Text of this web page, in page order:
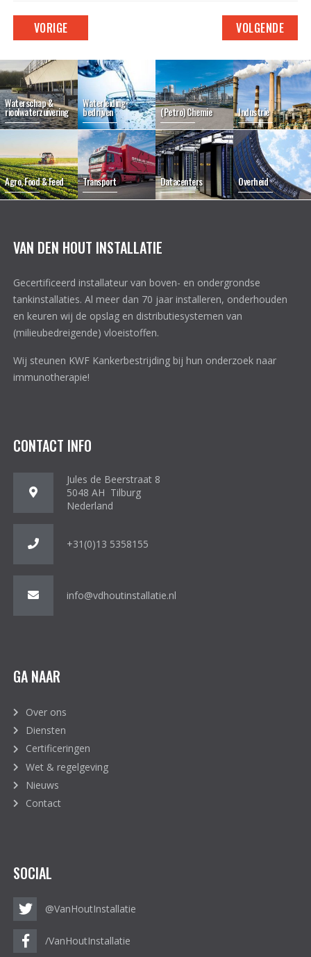
VORIGE VOLGENDE
Waterschap &
rioolwaterzuivering
Waterleiding-
bedrijven (Petro) Chemie Industrie
Agro, Food & Feed Transport Datacenters Overheid
VAN DEN HOUT INSTALLATIE
Gecertificeerd installateur van boven- en ondergrondse
tankinstallaties. Al meer dan 70 jaar installeren, onderhouden
en keuren wij de opslag en distributiesystemen van
(milieubedreigende) vloeistoffen.
Wij steunen KWF Kankerbestrijding bij hun onderzoek naar
immunotherapie!
CONTACT INFO
Jules de Beerstraat 8
5048 AH Tilburg
Nederland
+31(0)13 5358155
info@vdhoutinstallatie.nl
GA NAAR
Over ons
Diensten
Certificeringen
Wet & regelgeving
Nieuws
Contact
SOCIAL
@VanHoutInstallatie
/VanHoutInstallatie